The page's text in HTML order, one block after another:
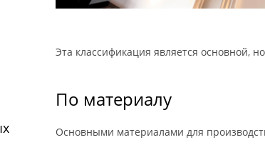
Эта классификация является основной,
По материалу
Основными материалами для